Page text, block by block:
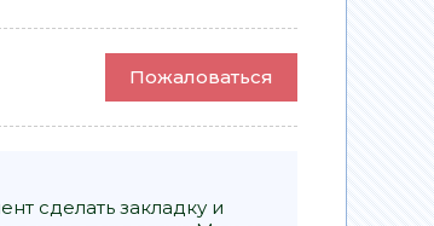
Пожаловаться
сделать закладку и